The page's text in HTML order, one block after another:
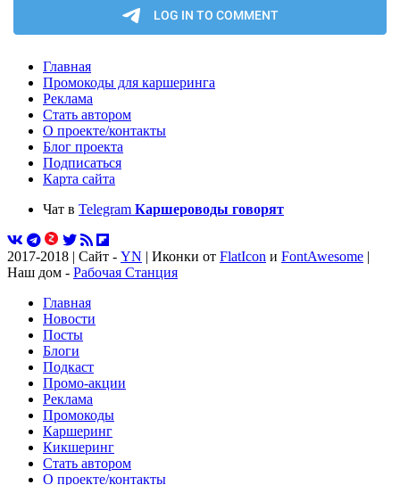
Главная
Промокоды для каршеринга
Реклама
Стать автором
О проекте/контакты
Блог проекта
Подписаться
Карта сайта
Чат в Telegram Каршероводы говорят
2017-2018 | Сайт - YN | Иконки от FlatIcon и FontAwesome |
Наш дом - Рабочая Станция
Главная
Новости
Посты
Блоги
Подкаст
Промо-акции
Реклама
Промокоды
Каршеринг
Кикшеринг
Стать автором
О проекте/контакты